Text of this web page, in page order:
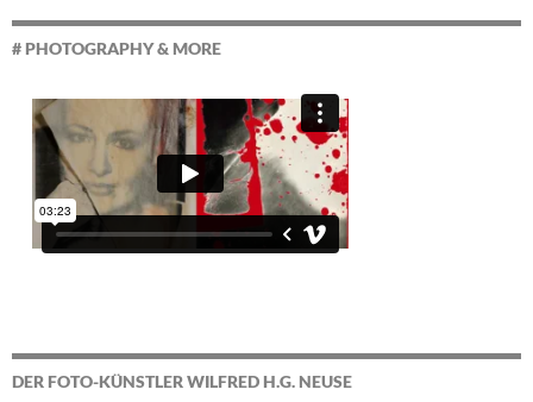
# PHOTOGRAPHY & MORE
DER FOTO-KÜNSTLER WILFRED H.G. NEUSE